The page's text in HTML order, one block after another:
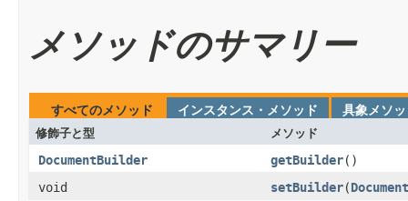
メソッドのサマリー
すべてのメソッド インスタンス・メソッド 具象メソ
修飾子と型 メソッド
DocumentBuilder getBuilder()
void
setBuilder​(